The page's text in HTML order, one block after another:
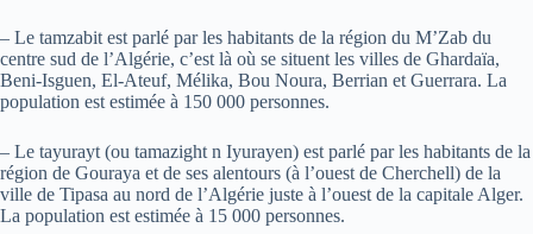
– Le tamzabit est parlé par les habitants de la région du M’Zab du
centre sud de l’Algérie, c’est là où se situent les villes de Ghardaïa,
Beni-Isguen, El-Ateuf, Mélika, Bou Noura, Berrian et Guerrara. La
population est estimée à 150 000 personnes.
– Le tayurayt (ou tamazight n Iyurayen) est parlé par les habitants de la
région de Gouraya et de ses alentours (à l’ouest de Cherchell) de la
ville de Tipasa au nord de l’Algérie juste à l’ouest de la capitale Alger.
La population est estimée à 15 000 personnes.